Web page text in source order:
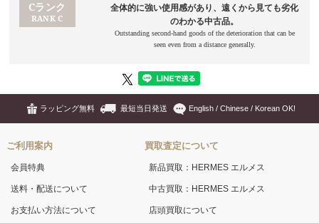
ラッピング無料 最短当日発送 English / Chinese / Korean OK!
ご利用案内
会員特典
送料・配送について
お支払い方法について
買取査定について
新品買取：HERMES エルメス
中古買取：HERMES エルメス
店頭買取について